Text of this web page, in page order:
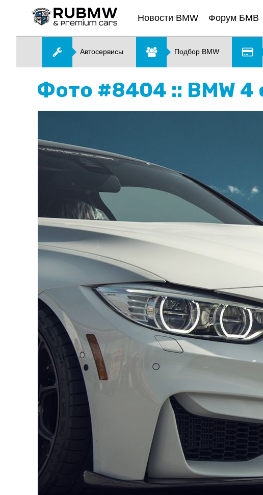
Новости BMW Форум БМВ
Автосервисы Подбор BMW
Фото #8404 :: BMW